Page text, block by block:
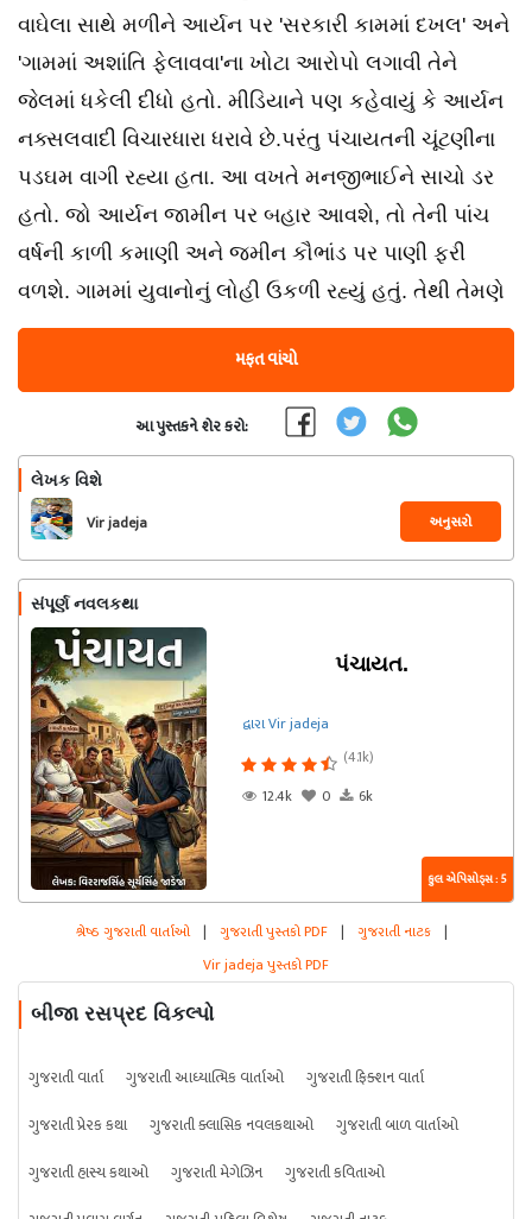
વાઘેલા સાથે મળીને આર્યન પર 'સરકારી કામમાં દખલ' અને
'ગામમાં અશાંતિ ફેલાવવા'ના ખોટા આરોપો લગાવી તેને
જેલમાં ધકેલી દીધો હતો. મીડિયાને પણ કહેવાયું કે આર્યન
નક્સલવાદી વિચારધારા ધરાવે છે.પરંતુ પંચાયતની ચૂંટણીના
પડઘમ વાગી રહ્યા હતા. આ વખતે મનજીભાઈને સાચો ડર
હતો. જો આર્યન જામીન પર બહાર આવશે, તો તેની પાંચ
વર્ષની કાળી કમાણી અને જમીન કૌભાંડ પર પાણી ફરી
વળશે. ગામમાં યુવાનોનું લોહી ઉકળી રહ્યું હતું. તેથી તેમણે
મફત વાંચો
આ પુસ્તકને શેર કરો:
લેખક વિશે
Vir jadeja અનુસરો
સંપૂર્ણ નવલકથા
પંચાયત.
દ્વારા Vir jadeja
(4.1k)
12.4k
0 6k
કુલ એપિસોડ્સ : 5
શ્રેષ્ઠ ગુજરાતી વાર્તાઓ | ગુજરાતી પુસ્તકો PDF | ગુજરાતી નાટક |
Vir jadeja પુસ્તકો PDF
બીજા રસપ્રદ વિકલ્પો
ગુજરાતી વાર્તા ગુજરાતી આધ્યાત્મિક વાર્તાઓ
ગુજરાતી ફિક્શન વાર્તા
ગુજરાતી પ્રેરક કથા
ગુજરાતી ક્લાસિક નવલકથાઓ
ગુજરાતી બાળ વાર્તાઓ
ગુજરાતી હાસ્ય કથાઓ
ગુજરાતી મેગેઝિન
ગુજરાતી કવિતાઓ